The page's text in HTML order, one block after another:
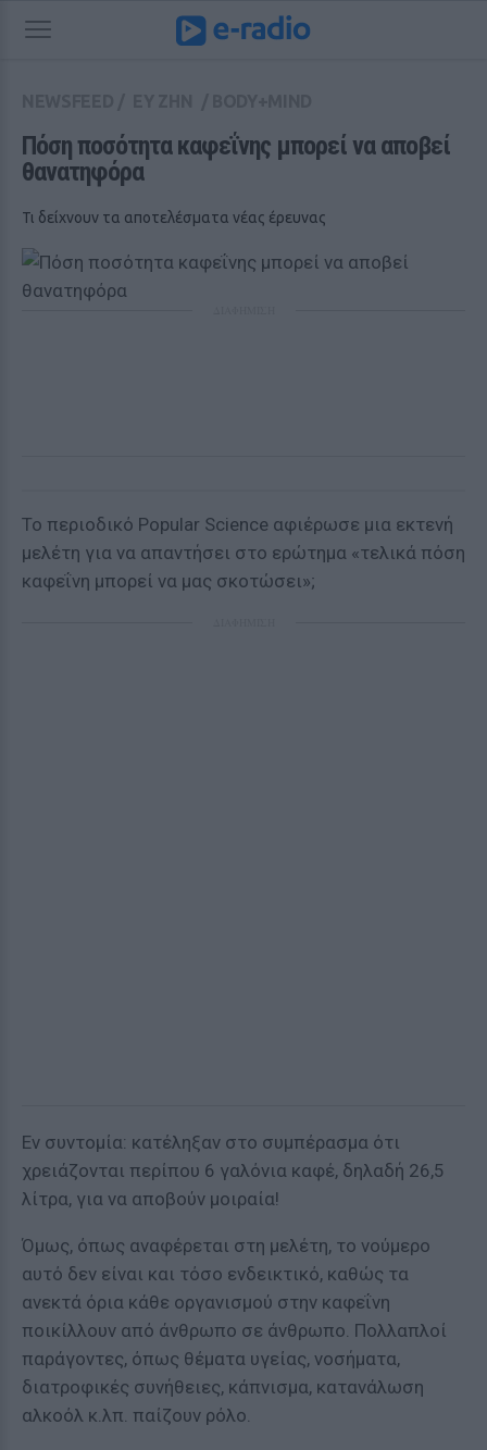
Πόση ποσότητα καφεΐνης μπορεί να αποβεί
θανατηφόρα
Τι δείχνουν τα αποτελέσματα νέας έρευνας
To περιοδικό Popular Science αφιέρωσε μια εκτενή
μελέτη για να απαντήσει στο ερώτημα «τελικά πόση
καφεΐνη μπορεί να μας σκοτώσει»;
Εν συντομία: κατέληξαν στο συμπέρασμα ότι
χρειάζονται περίπου 6 γαλόνια καφέ, δηλαδή 26,5
λίτρα, για να αποβούν μοιραία!
Όμως, όπως αναφέρεται στη μελέτη, το νούμερο
αυτό δεν είναι και τόσο ενδεικτικό, καθώς τα
ανεκτά όρια κάθε οργανισμού στην καφεΐνη
ποικίλλουν από άνθρωπο σε άνθρωπο. Πολλαπλοί
παράγοντες, όπως θέματα υγείας, νοσήματα,
διατροφικές συνήθειες, κάπνισμα, κατανάλωση
αλκοόλ κ.λπ. παίζουν ρόλο.